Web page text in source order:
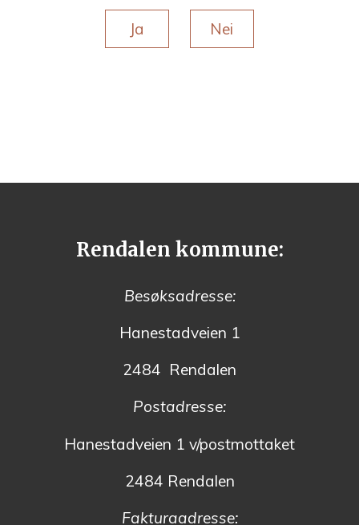
Ja Nei
Rendalen kommune:
Besøksadresse:
Hanestadveien 1
2484 Rendalen
Postadresse:
Hanestadveien 1 v/postmottaket
2484 Rendalen
Fakturaadresse: